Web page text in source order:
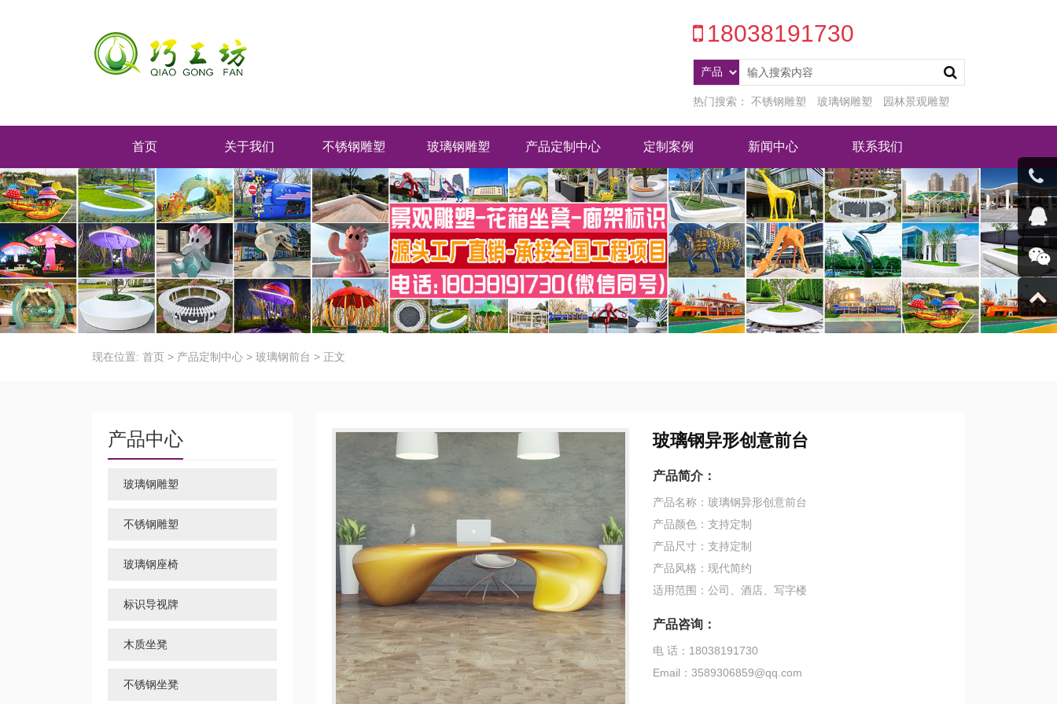
18038191730
热门搜索： 不锈钢雕塑 玻璃钢雕塑 园林景观雕塑
首页 关于我们 不锈钢雕塑 玻璃钢雕塑 产品定制中心 定制案例 新闻中心 联系我们
现在位置: 首页 > 产品定制中心 > 玻璃钢前台 > 正文
产品中心
玻璃钢雕塑
不锈钢雕塑
玻璃钢座椅
标识导视牌
木质坐凳
不锈钢坐凳
玻璃钢异形创意前台
产品简介：
产品名称：玻璃钢异形创意前台
产品颜色：支持定制
产品尺寸：支持定制
产品风格：现代简约
适用范围：公司、酒店、写字楼
产品咨询：
电 话：18038191730
Email：3589306859@qq.com
客服微